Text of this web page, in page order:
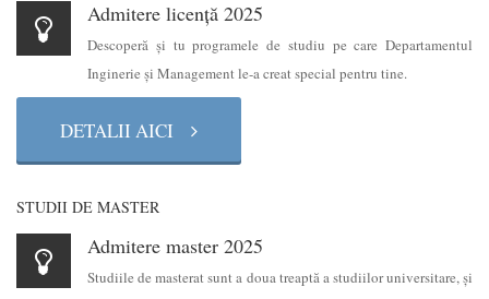
Admitere licență 2025
Descoperă şi tu programele de studiu pe care Departamentul
Inginerie şi Management le-a creat special pentru tine.
DETALII AICI
STUDII DE MASTER
Admitere master 2025
Studiile de masterat sunt a doua treaptă a studiilor universitare, şi